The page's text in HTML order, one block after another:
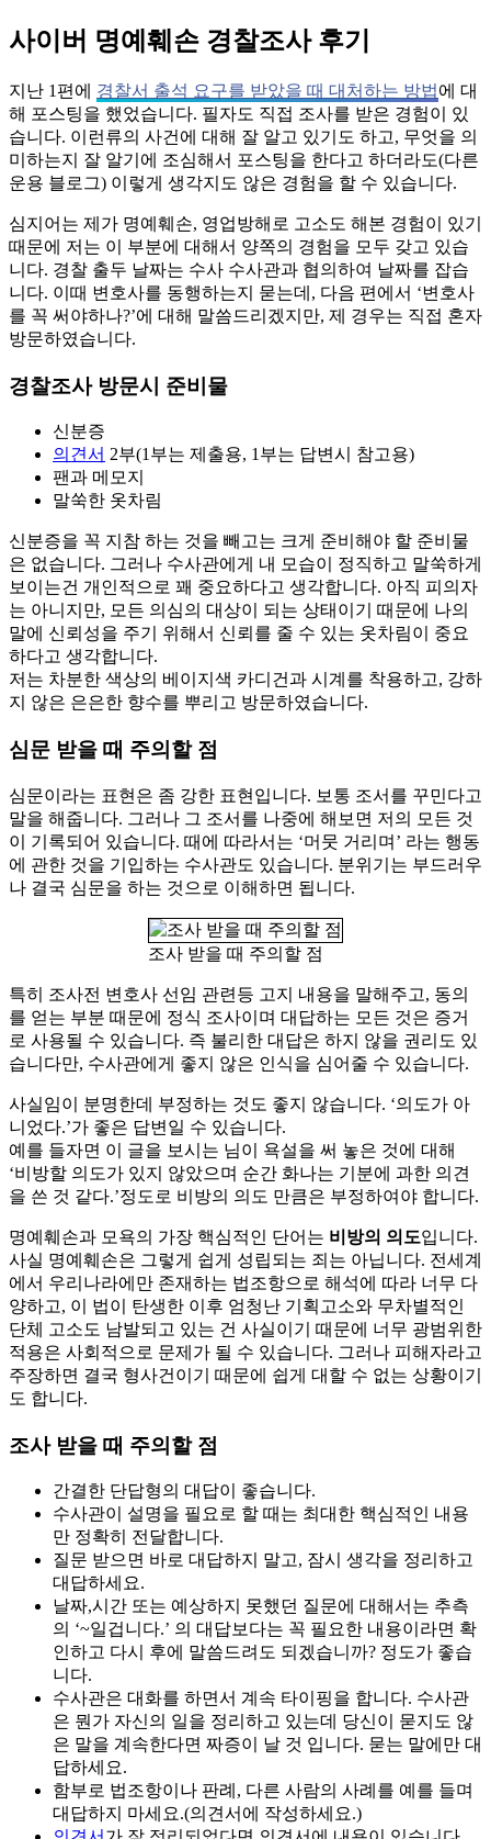
사이버 명예훼손 경찰조사 후기
지난 1편에 경찰서 출석 요구를 받았을 때 대처하는 방법에 대
해 포스팅을 했었습니다. 필자도 직접 조사를 받은 경험이 있
습니다. 이런류의 사건에 대해 잘 알고 있기도 하고, 무엇을 의
미하는지 잘 알기에 조심해서 포스팅을 한다고 하더라도(다른
운용 블로그) 이렇게 생각지도 않은 경험을 할 수 있습니다.
심지어는 제가 명예훼손, 영업방해로 고소도 해본 경험이 있기
때문에 저는 이 부분에 대해서 양쪽의 경험을 모두 갖고 있습
니다. 경찰 출두 날짜는 수사 수사관과 협의하여 날짜를 잡습
니다. 이때 변호사를 동행하는지 묻는데, 다음 편에서 ‘변호사
를 꼭 써야하나?’에 대해 말씀드리겠지만, 제 경우는 직접 혼자
방문하였습니다.
경찰조사 방문시 준비물
신분증
의견서 2부(1부는 제출용, 1부는 답변시 참고용)
팬과 메모지
말쑥한 옷차림
신분증을 꼭 지참 하는 것을 빼고는 크게 준비해야 할 준비물
은 없습니다. 그러나 수사관에게 내 모습이 정직하고 말쑥하게
보이는건 개인적으로 꽤 중요하다고 생각합니다. 아직 피의자
는 아니지만, 모든 의심의 대상이 되는 상태이기 때문에 나의
말에 신뢰성을 주기 위해서 신뢰를 줄 수 있는 옷차림이 중요
하다고 생각합니다.
저는 차분한 색상의 베이지색 카디건과 시계를 착용하고, 강하
지 않은 은은한 향수를 뿌리고 방문하였습니다.
심문 받을 때 주의할 점
심문이라는 표현은 좀 강한 표현입니다. 보통 조서를 꾸민다고
말을 해줍니다. 그러나 그 조서를 나중에 해보면 저의 모든 것
이 기록되어 있습니다. 때에 따라서는 ‘머뭇 거리며’ 라는 행동
에 관한 것을 기입하는 수사관도 있습니다. 분위기는 부드러우
나 결국 심문을 하는 것으로 이해하면 됩니다.
조사 받을 때 주의할 점
특히 조사전 변호사 선임 관련등 고지 내용을 말해주고, 동의
를 얻는 부분 때문에 정식 조사이며 대답하는 모든 것은 증거
로 사용될 수 있습니다. 즉 불리한 대답은 하지 않을 권리도 있
습니다만, 수사관에게 좋지 않은 인식을 심어줄 수 있습니다.
사실임이 분명한데 부정하는 것도 좋지 않습니다. ‘의도가 아
니었다.’가 좋은 답변일 수 있습니다.
예를 들자면 이 글을 보시는 님이 욕설을 써 놓은 것에 대해
‘비방할 의도가 있지 않았으며 순간 화나는 기분에 과한 의견
을 쓴 것 같다.’정도로 비방의 의도 만큼은 부정하여야 합니다.
명예훼손과 모욕의 가장 핵심적인 단어는 비방의 의도입니다.
사실 명예훼손은 그렇게 쉽게 성립되는 죄는 아닙니다. 전세계
에서 우리나라에만 존재하는 법조항으로 해석에 따라 너무 다
양하고, 이 법이 탄생한 이후 엄청난 기획고소와 무차별적인
단체 고소도 남발되고 있는 건 사실이기 때문에 너무 광범위한
적용은 사회적으로 문제가 될 수 있습니다. 그러나 피해자라고
주장하면 결국 형사건이기 때문에 쉽게 대할 수 없는 상황이기
도 합니다.
조사 받을 때 주의할 점
간결한 단답형의 대답이 좋습니다.
수사관이 설명을 필요로 할 때는 최대한 핵심적인 내용
만 정확히 전달합니다.
질문 받으면 바로 대답하지 말고, 잠시 생각을 정리하고
대답하세요.
날짜,시간 또는 예상하지 못했던 질문에 대해서는 추측
의 ‘~일겁니다.’ 의 대답보다는 꼭 필요한 내용이라면 확
인하고 다시 후에 말씀드려도 되겠습니까? 정도가 좋습
니다.
수사관은 대화를 하면서 계속 타이핑을 합니다. 수사관
은 뭔가 자신의 일을 정리하고 있는데 당신이 묻지도 않
은 말을 계속한다면 짜증이 날 것 입니다. 묻는 말에만 대
답하세요.
함부로 법조항이나 판례, 다른 사람의 사례를 예를 들며
대답하지 마세요.(의견서에 작성하세요.)